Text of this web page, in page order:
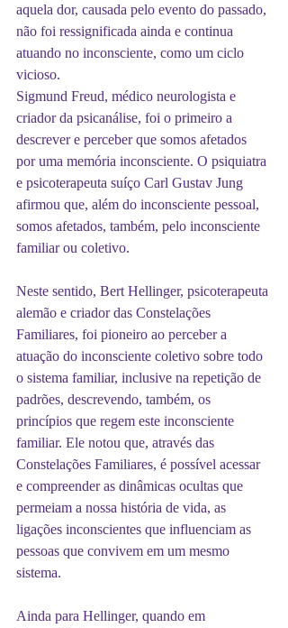
aquela dor, causada pelo evento do passado,
não foi ressignificada ainda e continua
atuando no inconsciente, como um ciclo
vicioso.
Sigmund Freud, médico neurologista e
criador da psicanálise, foi o primeiro a
descrever e perceber que somos afetados
por uma memória inconsciente. O psiquiatra
e psicoterapeuta suíço Carl Gustav Jung
afirmou que, além do inconsciente pessoal,
somos afetados, também, pelo inconsciente
familiar ou coletivo.
Neste sentido, Bert Hellinger, psicoterapeuta
alemão e criador das Constelações
Familiares, foi pioneiro ao perceber a
atuação do inconsciente coletivo sobre todo
o sistema familiar, inclusive na repetição de
padrões, descrevendo, também, os
princípios que regem este inconsciente
familiar. Ele notou que, através das
Constelações Familiares, é possível acessar
e compreender as dinâmicas ocultas que
permeiam a nossa história de vida, as
ligações inconscientes que influenciam as
pessoas que convivem em um mesmo
sistema.
Ainda para Hellinger, quando em